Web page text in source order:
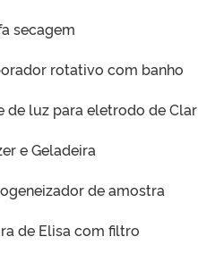
secagem
rotativo com banho
de luz para eletrodo de
e Geladeira
de amostra
de Elisa com filtro